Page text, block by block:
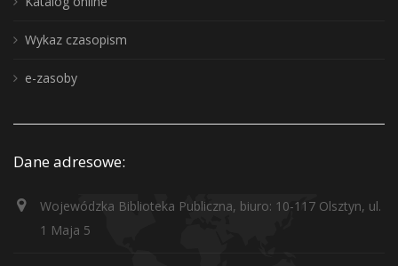
Wykaz czasopism
e-zasoby
Dane adresowe:
Wojewódzka Biblioteka Publiczna, biuro: 10-117 Olsztyn, ul.
1 Maja 5